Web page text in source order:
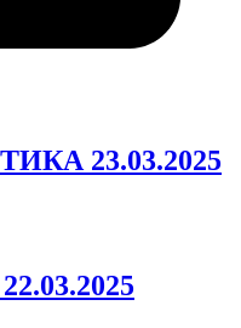
23.03.2025